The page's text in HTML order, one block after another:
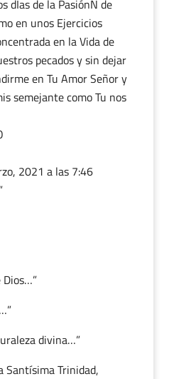
dIas de la PasiónÑ de
en unos Ejercicios
en la Vida de
pecados y sin dejar
en Tu Amor Señor y
semejante como Tu nos
2021 a las 7:46
divina…”
Santísima Trinidad,